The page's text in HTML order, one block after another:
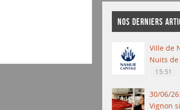
NOS DERNIERS
Ville de
Nuits de
15:51
30/06/
Vignon